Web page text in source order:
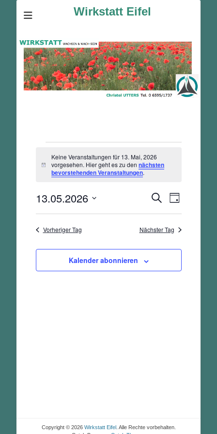
Wirkstatt Eifel
für
2026
Hinweis
Keine Veranstaltungen für 13. Mai, 2026
vorgesehen. Hier geht es zu dennächsten
bevorstehenden Veranstaltungen.
Ansichten,
Suche
Ansichten-
Navigation
Tag
13.05.2026
Vorheriger Tag Nächster Tag
Kalender abonnieren
Copyright © 2026 Wirkstatt Eifel . Alle Rechte vorbehalten.